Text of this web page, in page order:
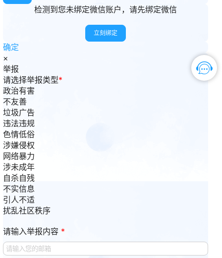
检测到您未绑定微信账户，请先绑定微信
立刻绑定
确定
×
举报
请选择举报类型*
政治有害
不友善
垃圾广告
违法违规
色情低俗
涉嫌侵权
网络暴力
涉未成年
自杀自残
不实信息
引人不适
扰乱社区秩序
请输入举报内容 *